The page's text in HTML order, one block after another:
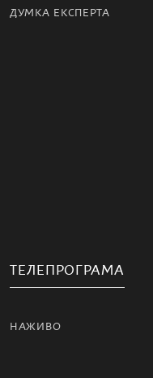
ДУМКА ЕКСПЕРТА
ТЕЛЕПРОГРАМА
НАЖИВО